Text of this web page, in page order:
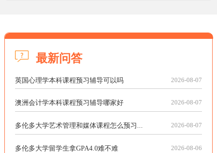
最新问答
英国心理学本科课程预习辅导可以吗 2026-08-07
澳洲会计学本科课程预习辅导哪家好 2026-08-07
多伦多大学艺术管理和媒体课程怎么预习... 2026-08-07
多伦多大学留学生拿GPA4.0难不难 2026-08-06